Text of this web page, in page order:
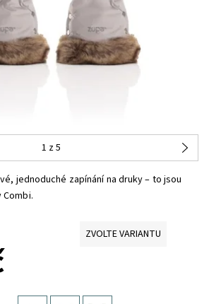
1 z 5
jednoduché zapínání na druky – to jsou
ZVOLTE VARIANTU